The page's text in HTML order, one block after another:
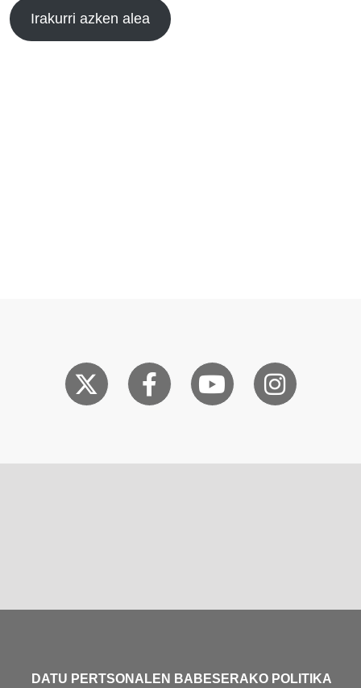
Irakurri azken alea
DATU PERTSONALEN BABESERAKO POLITIKA